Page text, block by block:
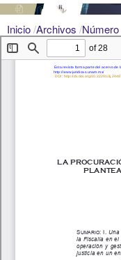
Inicio/Archivos /Número